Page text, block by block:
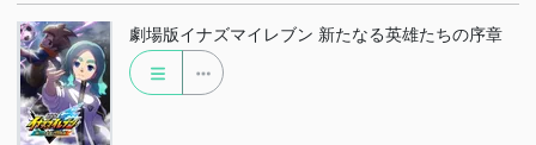
劇場版イナズマイレブン 新たなる英雄たちの序章